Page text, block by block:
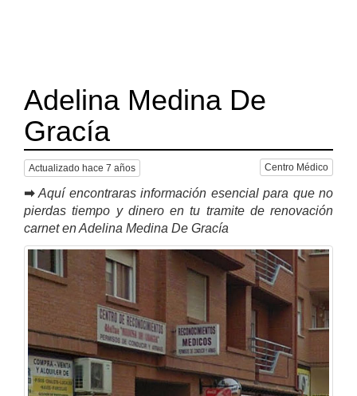
Adelina Medina De
Gracía
Actualizado hace 7 años Centro Médico
➡ Aquí encontraras información esencial para que no
pierdas tiempo y dinero en tu tramite de renovación
carnet en Adelina Medina De Gracía